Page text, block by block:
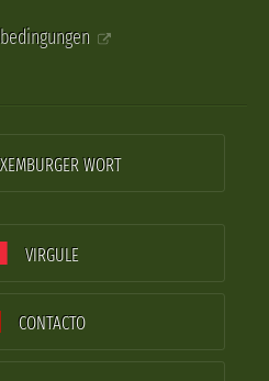
WORT
VIRGULE
CONTACTO